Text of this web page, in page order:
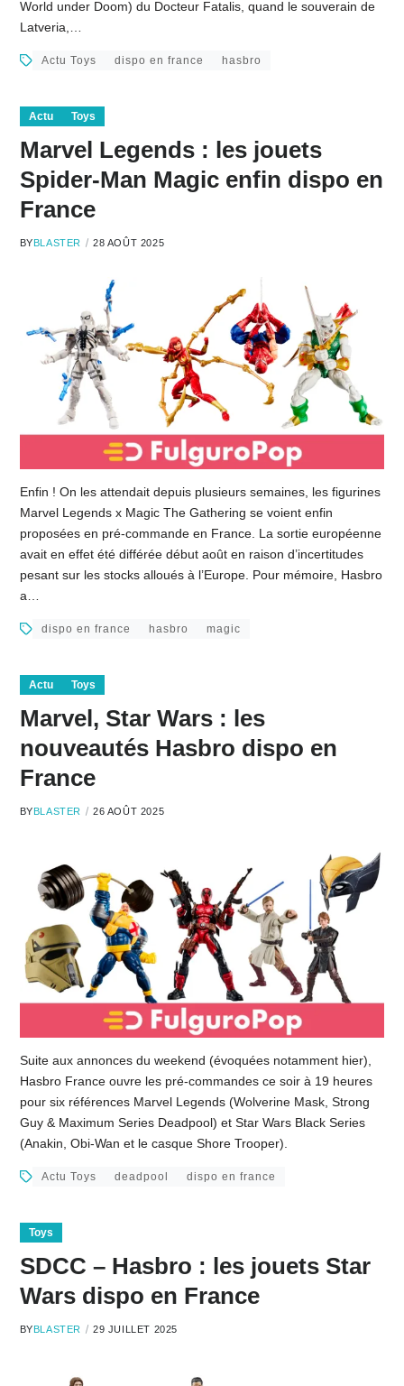
World under Doom) du Docteur Fatalis, quand le souverain de
Latveria,…
Actu Toys dispo en france hasbro
Actu Toys
Marvel Legends : les jouets
Spider-Man Magic enfin dispo en
France
BYBLASTER 28 AOÛT 2025
Enfin ! On les attendait depuis plusieurs semaines, les figurines
Marvel Legends x Magic The Gathering se voient enfin
proposées en pré-commande en France. La sortie européenne
avait en effet été différée début août en raison d’incertitudes
pesant sur les stocks alloués à l’Europe. Pour mémoire, Hasbro
a…
dispo en france hasbro magic
Actu Toys
Marvel, Star Wars : les
nouveautés Hasbro dispo en
France
BYBLASTER 26 AOÛT 2025
Suite aux annonces du weekend (évoquées notamment hier),
Hasbro France ouvre les pré-commandes ce soir à 19 heures
pour six références Marvel Legends (Wolverine Mask, Strong
Guy & Maximum Series Deadpool) et Star Wars Black Series
(Anakin, Obi-Wan et le casque Shore Trooper).
Actu Toys deadpool dispo en france
Toys
SDCC – Hasbro : les jouets Star
Wars dispo en France
BYBLASTER 29 JUILLET 2025